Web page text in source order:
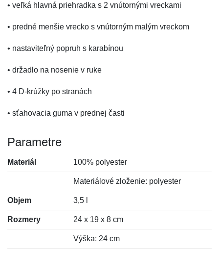
• veľká hlavná priehradka s 2 vnútornými vreckami
• predné menšie vrecko s vnútorným malým vreckom
• nastaviteľný popruh s karabínou
• držadlo na nosenie v ruke
• 4 D-krúžky po stranách
• sťahovacia guma v prednej časti
Parametre
Materiál 100% polyester
Materiálové zloženie: polyester
Objem 3,5 l
Rozmery 24 x 19 x 8 cm
Výška: 24 cm